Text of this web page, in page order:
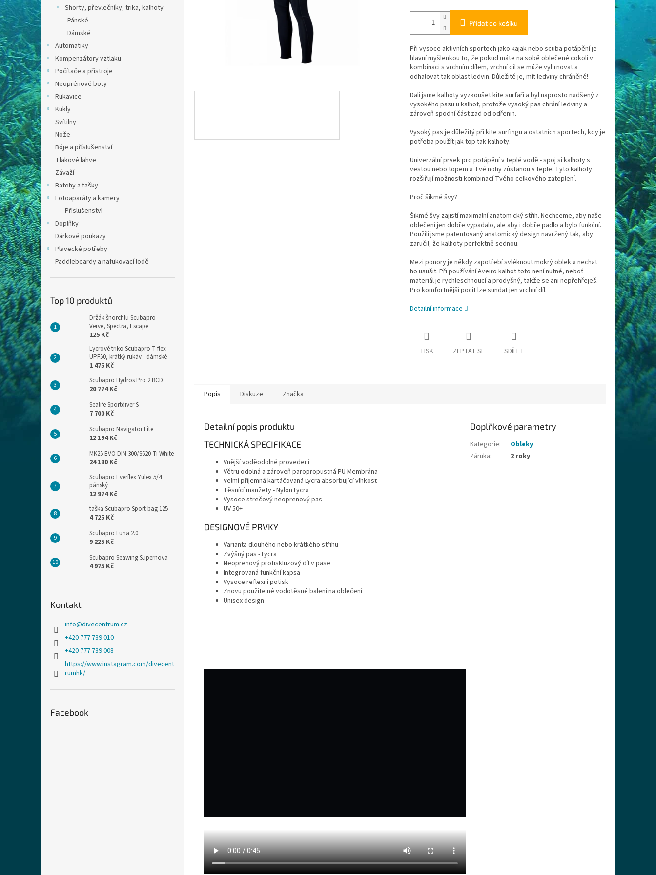
n
e
l
Shorty, převlečníky, trika, kalhoty
Pánské
Dámské
Automatiky
Kompenzátory vztlaku
Počítače a přístroje
Neoprénové boty
Rukavice
Kukly
Svítilny
Nože
Bóje a příslušenství
Tlakové lahve
Závaží
Batohy a tašky
Fotoaparáty a kamery
Příslušenství
Doplňky
Dárkové poukazy
Plavecké potřeby
Paddleboardy a nafukovací lodě
Top 10 produktů
Držák šnorchlu Scubapro -
Verve, Spectra, Escape
125 Kč
Lycrové triko Scubapro T-flex
UPF50, krátký rukáv - dámské
1 475 Kč
Scubapro Hydros Pro 2 BCD
20 774 Kč
Sealife Sportdiver S
7 700 Kč
Scubapro Navigator Lite
12 194 Kč
MK25 EVO DIN 300/S620 Ti White
24 190 Kč
Scubapro Everflex Yulex 5/4
pánský
12 974 Kč
taška Scubapro Sport bag 125
4 725 Kč
Scubapro Luna 2.0
9 225 Kč
Scubapro Seawing Supernova
4 975 Kč
Kontakt
info@divecentrum.cz
+420 777 739 010
+420 777 739 008
https://www.instagram.com/divecent
rumhk/
Facebook
Přidat do košíku
Při vysoce aktivních sportech jako kajak nebo scuba potápění je
hlavní myšlenkou to, že pokud máte na sobě oblečené cokoli v
kombinaci s vrchním dílem, vrchní díl se může vyhrnovat a
odhalovat tak oblast ledvin. Důležité je, mít ledviny chráněné!
Dali jsme kalhoty vyzkoušet kite surfaři a byl naprosto nadšený z
vysokého pasu u kalhot, protože vysoký pas chrání ledviny a
zároveň spodní část zad od odřenin.
Vysoký pas je důležitý při kite surfingu a ostatních sportech, kdy je
potřeba použít jak top tak kalhoty.
Univerzální prvek pro potápění v teplé vodě - spoj si kalhoty s
vestou nebo topem a Tvé nohy zůstanou v teple. Tyto kalhoty
rozšiřují možnosti kombinací Tvého celkového zateplení.
Proč šikmé švy?
Šikmé švy zajistí maximalní anatomický střih. Nechceme, aby naše
oblečení jen dobře vypadalo, ale aby i dobře padlo a bylo funkční.
Použili jsme patentovaný anatomický design navržený tak, aby
zaručil, že kalhoty perfektně sednou.
Mezi ponory je někdy zapotřebí svléknout mokrý oblek a nechat
ho usušit. Při používání Aveiro kalhot toto není nutné, neboť
materiál je rychleschnoucí a prodyšný, takže se ani nepřehřeješ.
Pro komfortnější pocit lze sundat jen vrchní díl.
Detailní informace
TISK ZEPTAT SE SDÍLET
Popis Diskuze Značka
Detailní popis produktu
TECHNICKÁ SPECIFIKACE
Vnější voděodolné provedení
Větru odolná a zároveň paropropustná PU Membrána
Velmi příjemná kartáčovaná Lycra absorbující vlhkost
Těsnící manžety - Nylon Lycra
Vysoce strečový neoprenový pas
UV 50+
DESIGNOVÉ PRVKY
Varianta dlouhého nebo krátkého střihu
Zvýšný pas - Lycra
Neoprenový protiskluzový díl v pase
Integrovaná funkční kapsa
Vysoce reflexní potisk
Znovu použitelné vodotěsné balení na oblečení
Unisex design
Doplňkové parametry
Kategorie:
Obleky
Záruka: 2 roky